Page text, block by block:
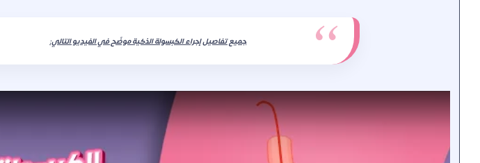
جميع تفاصيل إجراء الكبسولة الذكية موضّح في الفيديو التالي: